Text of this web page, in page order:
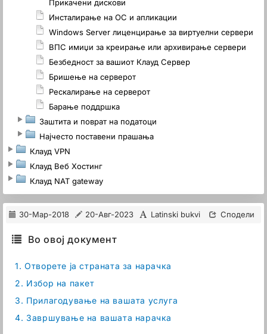
Прикачени дискови
Инсталирање на ОС и апликации
Windows Server лиценцирање за виртуелни сервери
ВПС имиџи за креирање или архивирање сервери
Безбедност за вашиот Клауд Сервер
Бришење на серверот
Рескалирање на серверот
Барање поддршка
Заштита и поврат на податоци
Најчестo поставени прашања
Клауд VPN
Клауд Веб Хостинг
Клауд NAT gateway
30-Мар-2018 20-Авг-2023 Latinski bukvi Сподели
Во овој документ
1. Отворете ја страната за нарачка
2. Избор на пакет
3. Прилагодување на вашата услуга
4. Завршување на вашата нарачка